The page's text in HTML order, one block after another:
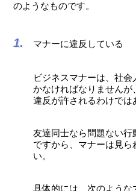
のようなものです。
マナーに違反している
ビジネスマナーは、社
かなければなりません
違反が許されるわけでは
友達同士なら問題ない
ですから、マナーは見ら
い。
具体的には、次のような